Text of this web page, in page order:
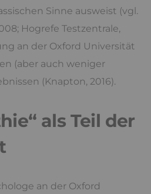
Sinne ausweist (vgl.
Hogrefe Testzentrale,
an der Oxford Universität
(aber auch weniger
(Knapton, 2016).
als Teil der
an der Oxford